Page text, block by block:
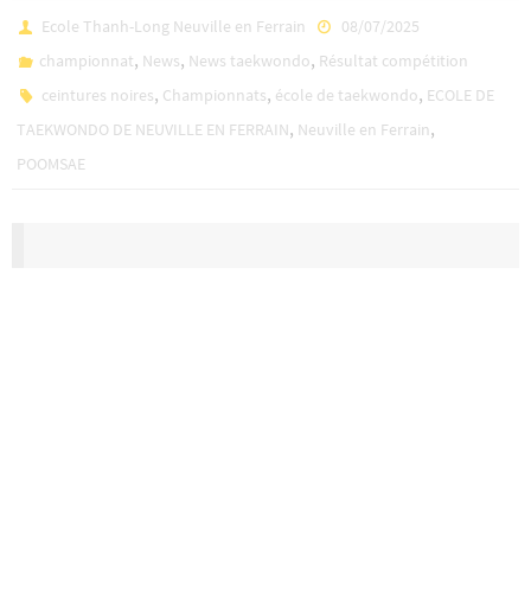
Ecole Thanh-Long Neuville en Ferrain
08/07/2025
championnat, News, News taekwondo, Résultat compétition
ceintures noires, Championnats, école de taekwondo, ECOLE DE
TAEKWONDO DE NEUVILLE EN FERRAIN, Neuville en Ferrain,
POOMSAE